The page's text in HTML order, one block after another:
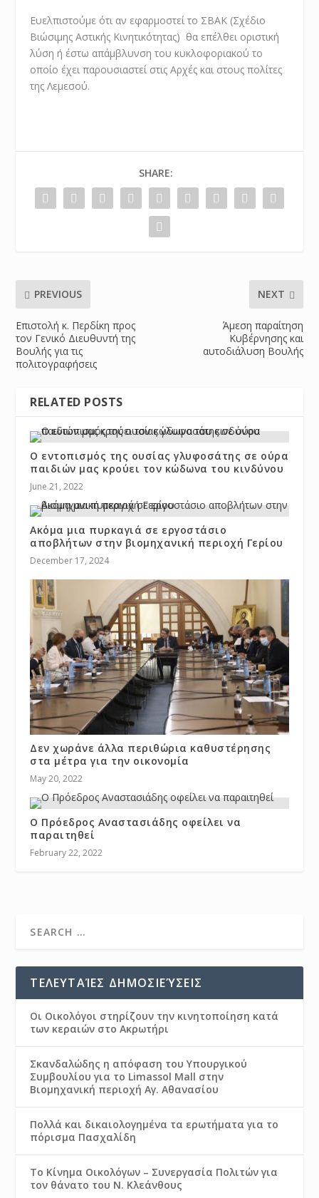
Ευελπιστούμε ότι αν εφαρμοστεί το ΣΒΑΚ (Σχέδιο
Βιώσιμης Αστικής Κινητικότητας) θα επέλθει οριστική
λύση ή έστω απάμβλυνση του κυκλοφοριακού το
οποίο έχει παρουσιαστεί στις Αρχές και στους πολίτες
της Λεμεσού.
SHARE:
PREVIOUS
Επιστολή κ. Περδίκη προς
τον Γενικό Διευθυντή της
Βουλής για τις
πολιτογραφήσεις
NEXT
Άμεση παραίτηση
Κυβέρνησης και
αυτοδιάλυση Βουλής
RELATED POSTS
Ο εντοπισμός της ουσίας γλυφοσάτης σε ούρα
παιδιών μας κρούει τον κώδωνα του κινδύνου
June 21, 2022
Ακόμα μια πυρκαγιά σε εργοστάσιο
αποβλήτων στην βιομηχανική περιοχή Γερίου
December 17, 2024
Δεν χωράνε άλλα περιθώρια καθυστέρησης
στα μέτρα για την οικονομία
May 20, 2022
Ο Πρόεδρος Αναστασιάδης οφείλει να
παραιτηθεί
February 22, 2022
ΤΕΛΕΥΤΑΊΕΣ ΔΗΜΟΣΙΕΎΣΕΙΣ
Οι Οικολόγοι στηρίζουν την κινητοποίηση κατά
των κεραιών στο Ακρωτήρι
Σκανδαλώδης η απόφαση του Υπουργικού
Συμβουλίου για το Limassol Mall στην
Βιομηχανική περιοχή Αγ. Αθανασίου
Πολλά και δικαιολογημένα τα ερωτήματα για το
πόρισμα Πασχαλίδη
Το Κίνημα Οικολόγων – Συνεργασία Πολιτών για
τον θάνατο του Ν. Κλεάνθους